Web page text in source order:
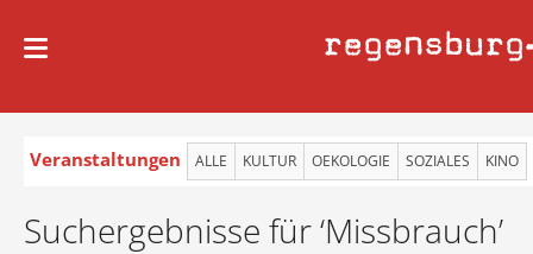
regensburg
Veranstaltungen ALLE KULTUR OEKOLOGIE SOZIALES KINO
Suchergebnisse für ‘Missbrauch’